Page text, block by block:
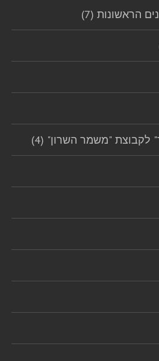
הראשונות (7)
"משמר השרון" (4)